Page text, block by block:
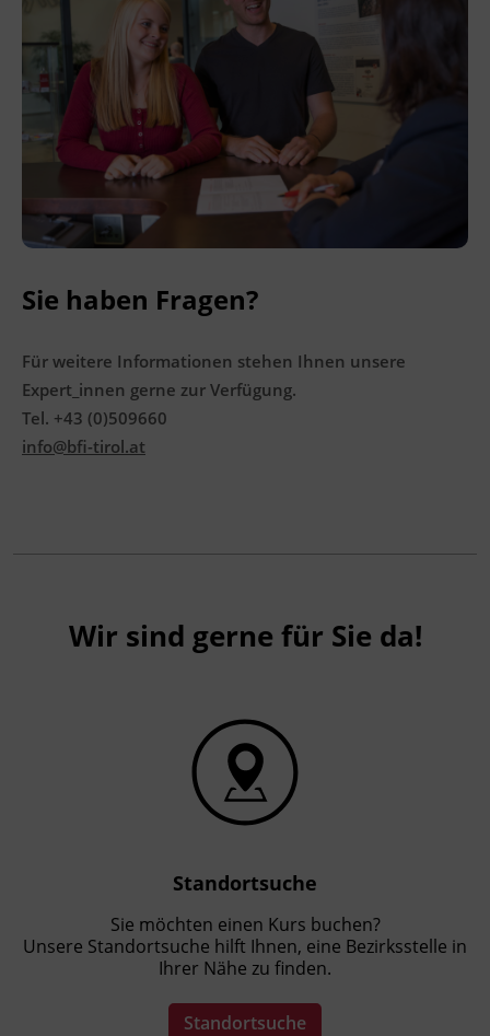
Fachtrainer_in
Abschluss
Kursbesuchsbestätigung
Veranstaltungsort
BFI Tirol Bildungszentrum
6020 Innsbruck
Terminübersicht
Sie haben Fragen?
Für weitere Informationen stehen Ihnen unsere
Expert_innen gerne zur Verfügung.
Tel. +43 (0)509660
info@bfi-tirol.at
Wir sind gerne für Sie da!
Standortsuche
Sie möchten einen Kurs buchen?
Unsere Standortsuche hilft Ihnen, eine Bezirksstelle in
Ihrer Nähe zu finden.
Standortsuche